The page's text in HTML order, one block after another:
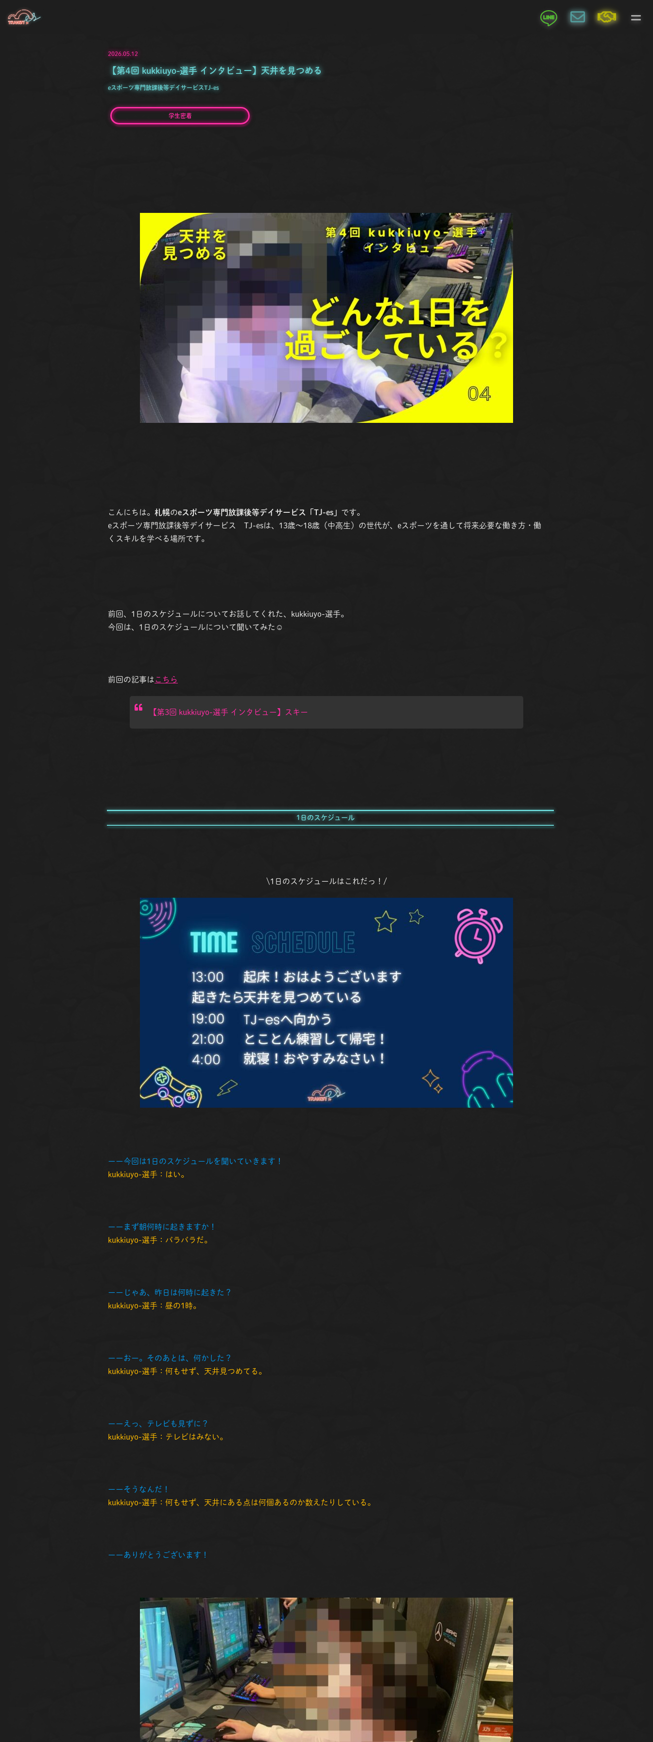
2026.05.12
【第4回 kukkiuyo-選手 インタビュー】天井を見つめる
eスポーツ専門放課後等デイサービスTJ-es
学生密着
こんにちは。 札幌のeスポーツ専門放課後等デイサービス「TJ-es」 です。
eスポーツ専門放課後等デイサービス TJ-esは、13歳〜18歳（中高生）の世代が、eスポーツを通して将来必要な働き方・働
くスキルを学べる場所です。
前回、1日のスケジュールについてお話してくれた、kukkiuyo-選手。
今回は、1日のスケジュールについて聞いてみた☺
前回の記事は こちら
【第3回 kukkiuyo-選手 インタビュー】スキー
1日のスケジュール
\1日のスケジュールはこれだっ！/
ーー今回は1日のスケジュールを聞いていきます！
kukkiuyo-選手：はい。
ーーまず朝何時に起きますか！
kukkiuyo-選手：バラバラだ。
ーーじゃあ、昨日は何時に起きた？
kukkiuyo-選手：昼の1時。
ーーおー。そのあとは、何かした？
kukkiuyo-選手：何もせず、天井見つめてる。
ーーえっ、テレビも見ずに？
kukkiuyo-選手：テレビはみない。
ーーそうなんだ！
kukkiuyo-選手：何もせず、天井にある点は何個あるのか数えたりしている。
ーーありがとうございます！